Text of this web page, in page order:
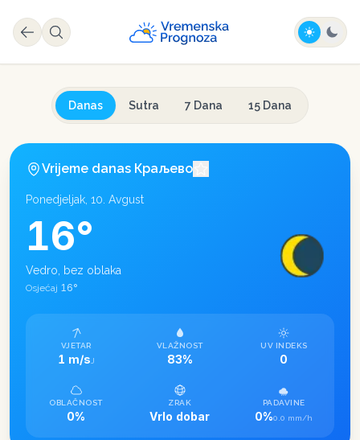
Danas Sutra 7 Dana 15 Dana
Vrijeme danas Краљево
Ponedjeljak, 10. Avgust
16°
Vedro, bez oblaka
Osjećaj 16°
VJETAR
1 m/s J
VLAŽNOST
83%
UV INDEKS
0
OBLAČNOST
0%
ZRAK
Vrlo dobar
PADAVINE
0%0.0 mm/h